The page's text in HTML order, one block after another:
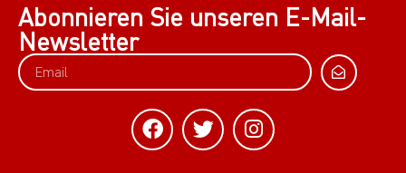
Abonnieren Sie unseren E-Mail-
Newsletter